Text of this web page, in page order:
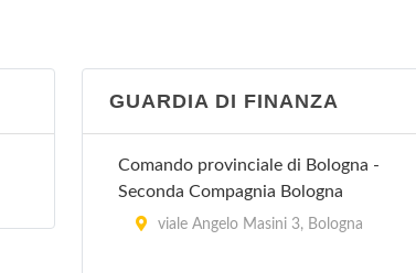
Villa Erbosa
Villa Laura
via Emilia Levante 137, Bologna
GUARDIA DI FINANZA
Comando provinciale di Bologna -
Seconda Compagnia Bologna
viale Angelo Masini 3, Bologna